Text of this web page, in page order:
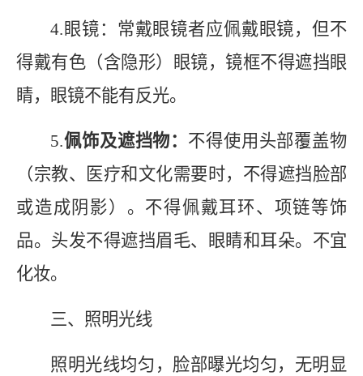
4. 眼镜：常戴眼镜者应佩戴眼镜，但不
得戴有色（含隐形）眼镜，镜框不得遮挡眼
睛，眼镜不能有反光。
5.佩饰及遮挡物： 不得使用头部覆盖物
（宗教、医疗和文化需要时，不得遮挡脸部
或造成阴影）。不得佩戴耳环、项链等饰
品。头发不得遮挡眉毛、眼睛和耳朵。不宜
化妆。
三、照明光线
照明光线均匀，脸部曝光均匀，无明显